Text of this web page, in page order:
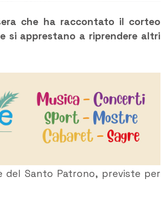
che ha raccontato il corteo
si apprestano a riprendere altri
del Santo Patrono, previste per